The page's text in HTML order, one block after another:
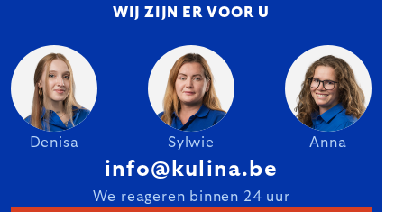
WIJ ZIJN ER VOOR U
Denisa Sylwie Anna
info@kulina.be
We reageren binnen 24 uur